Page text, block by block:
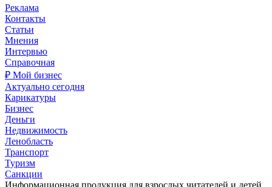
Реклама
Контакты
Статьи
Мнения
Интервью
Справочная
₽ Мой бизнес
Актуально сегодня
Карикатуры
Бизнес
Деньги
Недвижимость
Ленобласть
Транспорт
Туризм
Санкции
Информационная продукция для взрослых читателей и детей